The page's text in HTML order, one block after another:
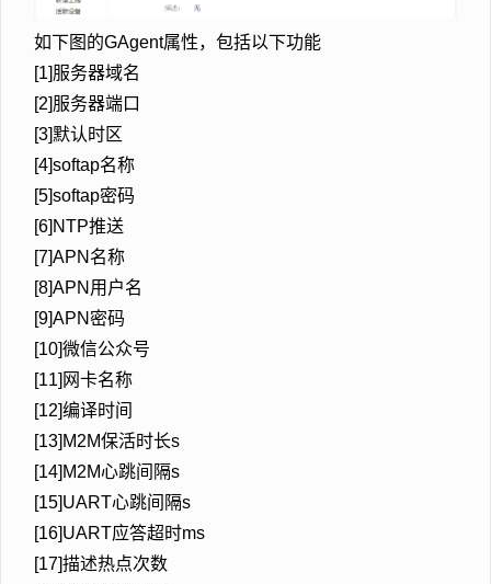
如下图的GAgent属性，包括以下功能
[1]服务器域名
[2]服务器端口
[3]默认时区
[4]softap名称
[5]softap密码
[6]NTP推送
[7]APN名称
[8]APN用户名
[9]APN密码
[10]微信公众号
[11]网卡名称
[12]编译时间
[13]M2M保活时长s
[14]M2M心跳间隔s
[15]UART心跳间隔s
[16]UART应答超时ms
[17]描述热点次数